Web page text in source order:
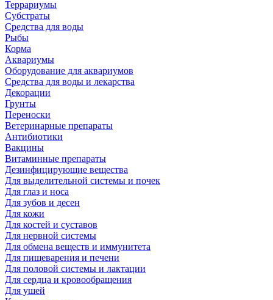
Террариумы
Субстраты
Средства для воды
Рыбы
Корма
Аквариумы
Оборудование для аквариумов
Средства для воды и лекарства
Декорации
Грунты
Переноски
Ветеринарные препараты
Антибиотики
Вакцины
Витаминные препараты
Дезинфицирующие вещества
Для выделительной системы и почек
Для глаз и носа
Для зубов и десен
Для кожи
Для костей и суставов
Для нервной системы
Для обмена веществ и иммунитета
Для пищеварения и печени
Для половой системы и лактации
Для сердца и кровообращения
Для ушей